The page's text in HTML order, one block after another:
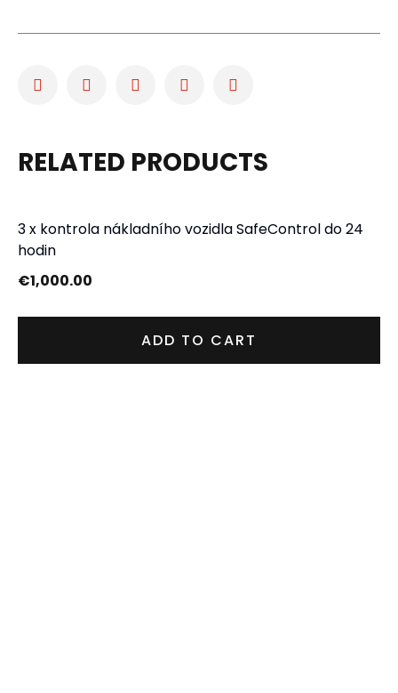
RELATED PRODUCTS
3 x kontrola nákladního vozidla SafeControl do 24
hodin
€1,000.00
ADD TO CART